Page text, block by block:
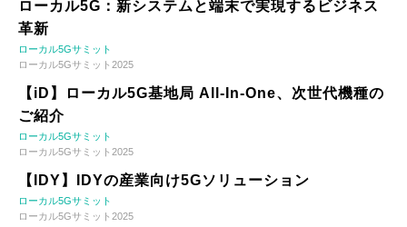
ローカル5G：新システムと端末で実現するビジネス
革新
ローカル5Gサミット
ローカル5Gサミット2025
【iD】ローカル5G基地局 All-In-One、次世代機種の
ご紹介
ローカル5Gサミット
ローカル5Gサミット2025
【IDY】IDYの産業向け5Gソリューション
ローカル5Gサミット
ローカル5Gサミット2025